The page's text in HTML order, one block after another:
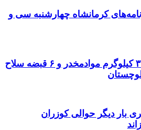
کرمانشاه چهارشنبه سی و
کشف حدود ۳۰۰ کیلوگرم موادمخدر و ۶ قبضه سلاح
ریشتری بار دیگر حوالی کوزران